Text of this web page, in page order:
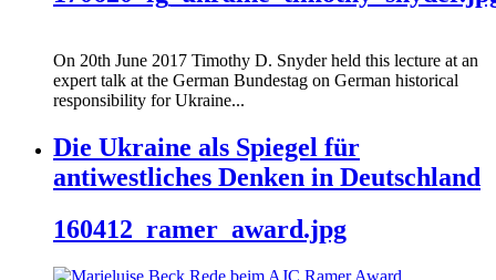
On 20th June 2017 Timothy D. Snyder held this lecture at an
expert talk at the German Bundestag on German historical
responsibility for Ukraine...
Die Ukraine als Spiegel für
antiwestliches Denken in Deutschland
160412_ramer_award.jpg